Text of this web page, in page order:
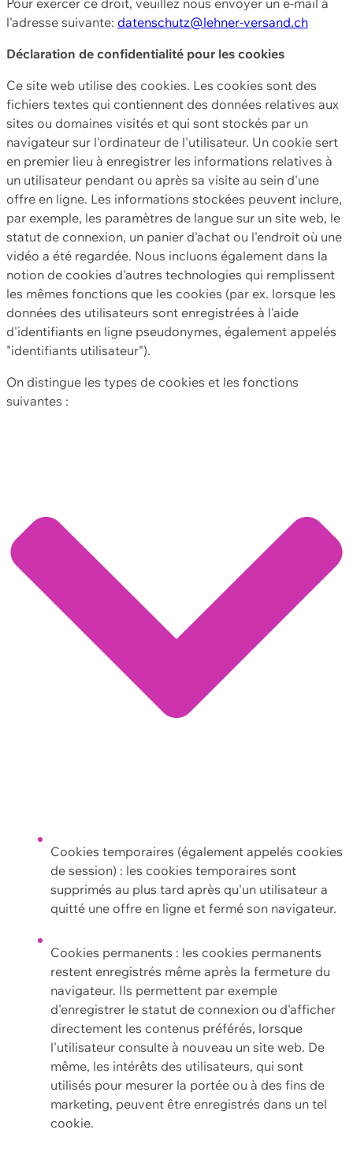
l'adresse suivante: datenschutz@lehner-versand.ch
Déclaration de confidentialité pour les cookies
Ce site web utilise des cookies. Les cookies sont des
fichiers textes qui contiennent des données relatives aux
sites ou domaines visités et qui sont stockés par un
navigateur sur l'ordinateur de l'utilisateur. Un cookie sert
en premier lieu à enregistrer les informations relatives à
un utilisateur pendant ou après sa visite au sein d'une
offre en ligne. Les informations stockées peuvent inclure,
par exemple, les paramètres de langue sur un site web, le
statut de connexion, un panier d'achat ou l'endroit où une
vidéo a été regardée. Nous incluons également dans la
notion de cookies d'autres technologies qui remplissent
les mêmes fonctions que les cookies (par ex. lorsque les
données des utilisateurs sont enregistrées à l'aide
d'identifiants en ligne pseudonymes, également appelés
"identifiants utilisateur").
On distingue les types de cookies et les fonctions
suivantes :
Cookies temporaires (également appelés cookies
de session) : les cookies temporaires sont
supprimés au plus tard après qu'un utilisateur a
quitté une offre en ligne et fermé son navigateur.
Cookies permanents : les cookies permanents
restent enregistrés même après la fermeture du
navigateur. Ils permettent par exemple
d'enregistrer le statut de connexion ou d'afficher
directement les contenus préférés, lorsque
l'utilisateur consulte à nouveau un site web. De
même, les intérêts des utilisateurs, qui sont
utilisés pour mesurer la portée ou à des fins de
marketing, peuvent être enregistrés dans un tel
cookie.